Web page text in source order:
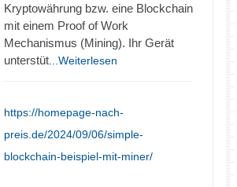
Kryptowährung bzw. eine Blockchain
mit einem Proof of Work
Mechanismus (Mining). Ihr Gerät
unterstüt ...Weiterlesen
https://homepage-nach-
preis.de/2024/09/06/simple-
blockchain-beispiel-mit-miner/